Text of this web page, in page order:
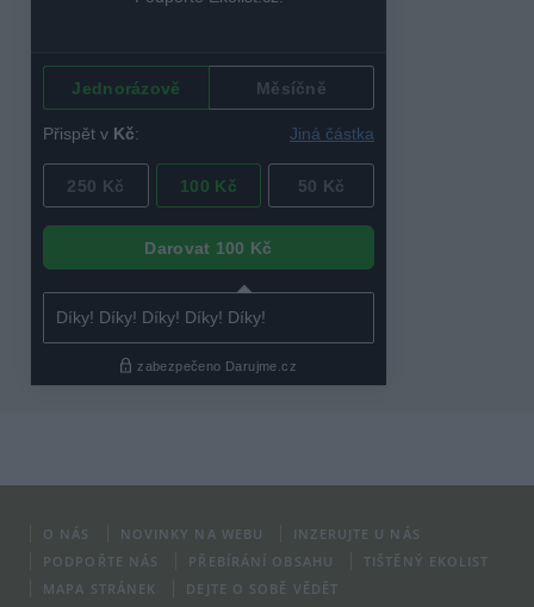
O NÁS NOVINKY NA WEBU
INZERUJTE U NÁS
PODPOŘTE NÁS
PŘEBÍRÁNÍ OBSAHU
TIŠTĚNÝ EKOLIST
MAPA STRÁNEK
DEJTE O SOBĚ VĚDĚT